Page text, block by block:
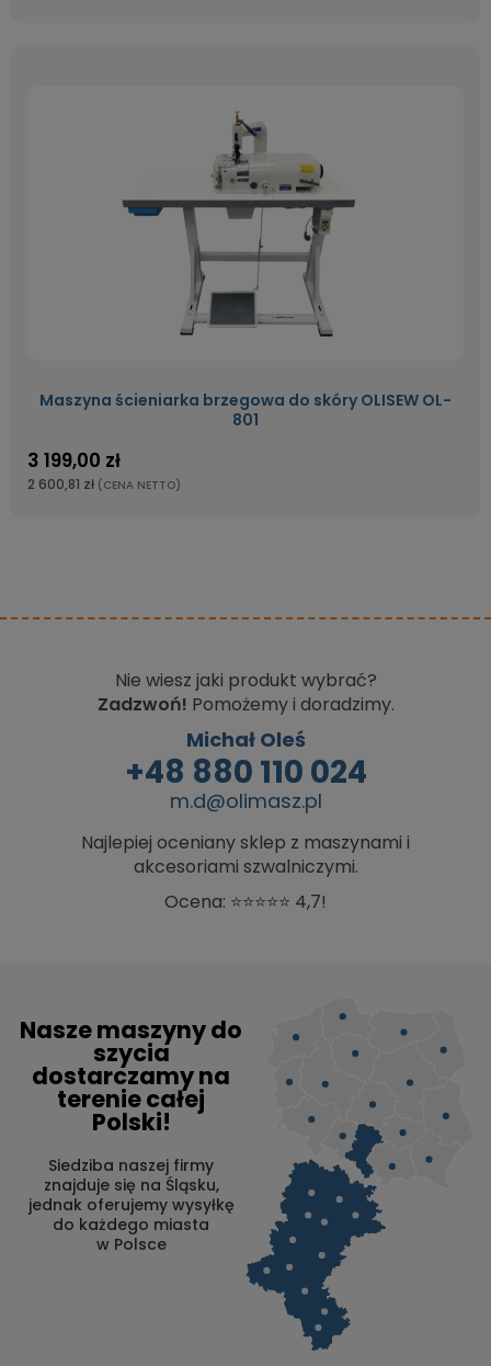
Maszyna ścieniarka brzegowa do skóry OLISEW OL-
801
3 199,00 zł
2 600,81 zł (CENA NETTO)
Nie wiesz jaki produkt wybrać?
Zadzwoń! Pomożemy i doradzimy.
Michał Oleś
+48 880 110 024
m.d@olimasz.pl
Najlepiej oceniany sklep z maszynami i
akcesoriami szwalniczymi.
Ocena: ⭐⭐⭐⭐⭐ 4,7!
Nasze maszyny do
szycia
dostarczamy na
terenie całej
Polski!
Siedziba naszej firmy
znajduje się na Śląsku,
jednak oferujemy wysyłkę
do każdego miasta
w Polsce